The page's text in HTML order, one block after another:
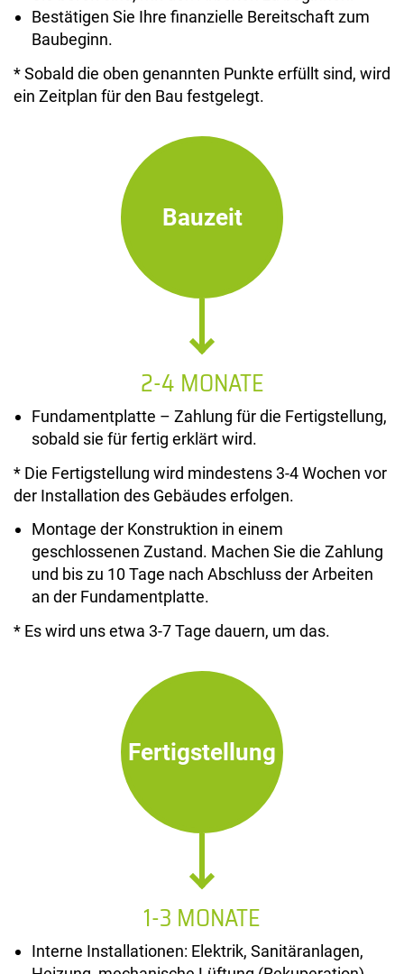
Bestätigen Sie Ihre finanzielle Bereitschaft zum
Baubeginn.
* Sobald die oben genannten Punkte erfüllt sind, wird
ein Zeitplan für den Bau festgelegt.
Bauzeit
2-4 MONATE
Fundamentplatte – Zahlung für die Fertigstellung,
sobald sie für fertig erklärt wird.
* Die Fertigstellung wird mindestens 3-4 Wochen vor
der Installation des Gebäudes erfolgen.
Montage der Konstruktion in einem
geschlossenen Zustand. Machen Sie die Zahlung
und bis zu 10 Tage nach Abschluss der Arbeiten
an der Fundamentplatte.
* Es wird uns etwa 3-7 Tage dauern, um das.
Fertigstellung
1-3 MONATE
Interne Installationen: Elektrik, Sanitäranlagen,